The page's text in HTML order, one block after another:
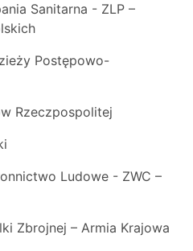
Sanitarna - ZLP –
Postępowo-
Rzeczpospolitej
Ludowe - ZWC –
Zbrojnej – Armia Krajowa